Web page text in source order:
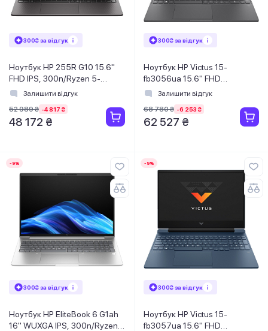
300₴ за відгук
Ноутбук HP 255R G10 15.6"
FHD IPS, 300n/Ryzen 5-
7535U
Сірий
Залишити відгук
52 989 ₴ -4 817 ₴
48 172 ₴
300₴ за відгук
Ноутбук HP Victus 15-
fb3056ua 15.6" FHD
IPS,300n/Ryzen 5-8645HS
4050, 6GB/DOS/Сірий
Залишити відгук
68 780 ₴ -6 253 ₴
62 527 ₴
-9%
300₴ за відгук
Ноутбук HP EliteBook 6 G1ah
16" WUXGA IPS, 300n/Ryzen
-9%
300₴ за відгук
Ноутбук HP Victus 15-
fb3057ua 15.6" FHD